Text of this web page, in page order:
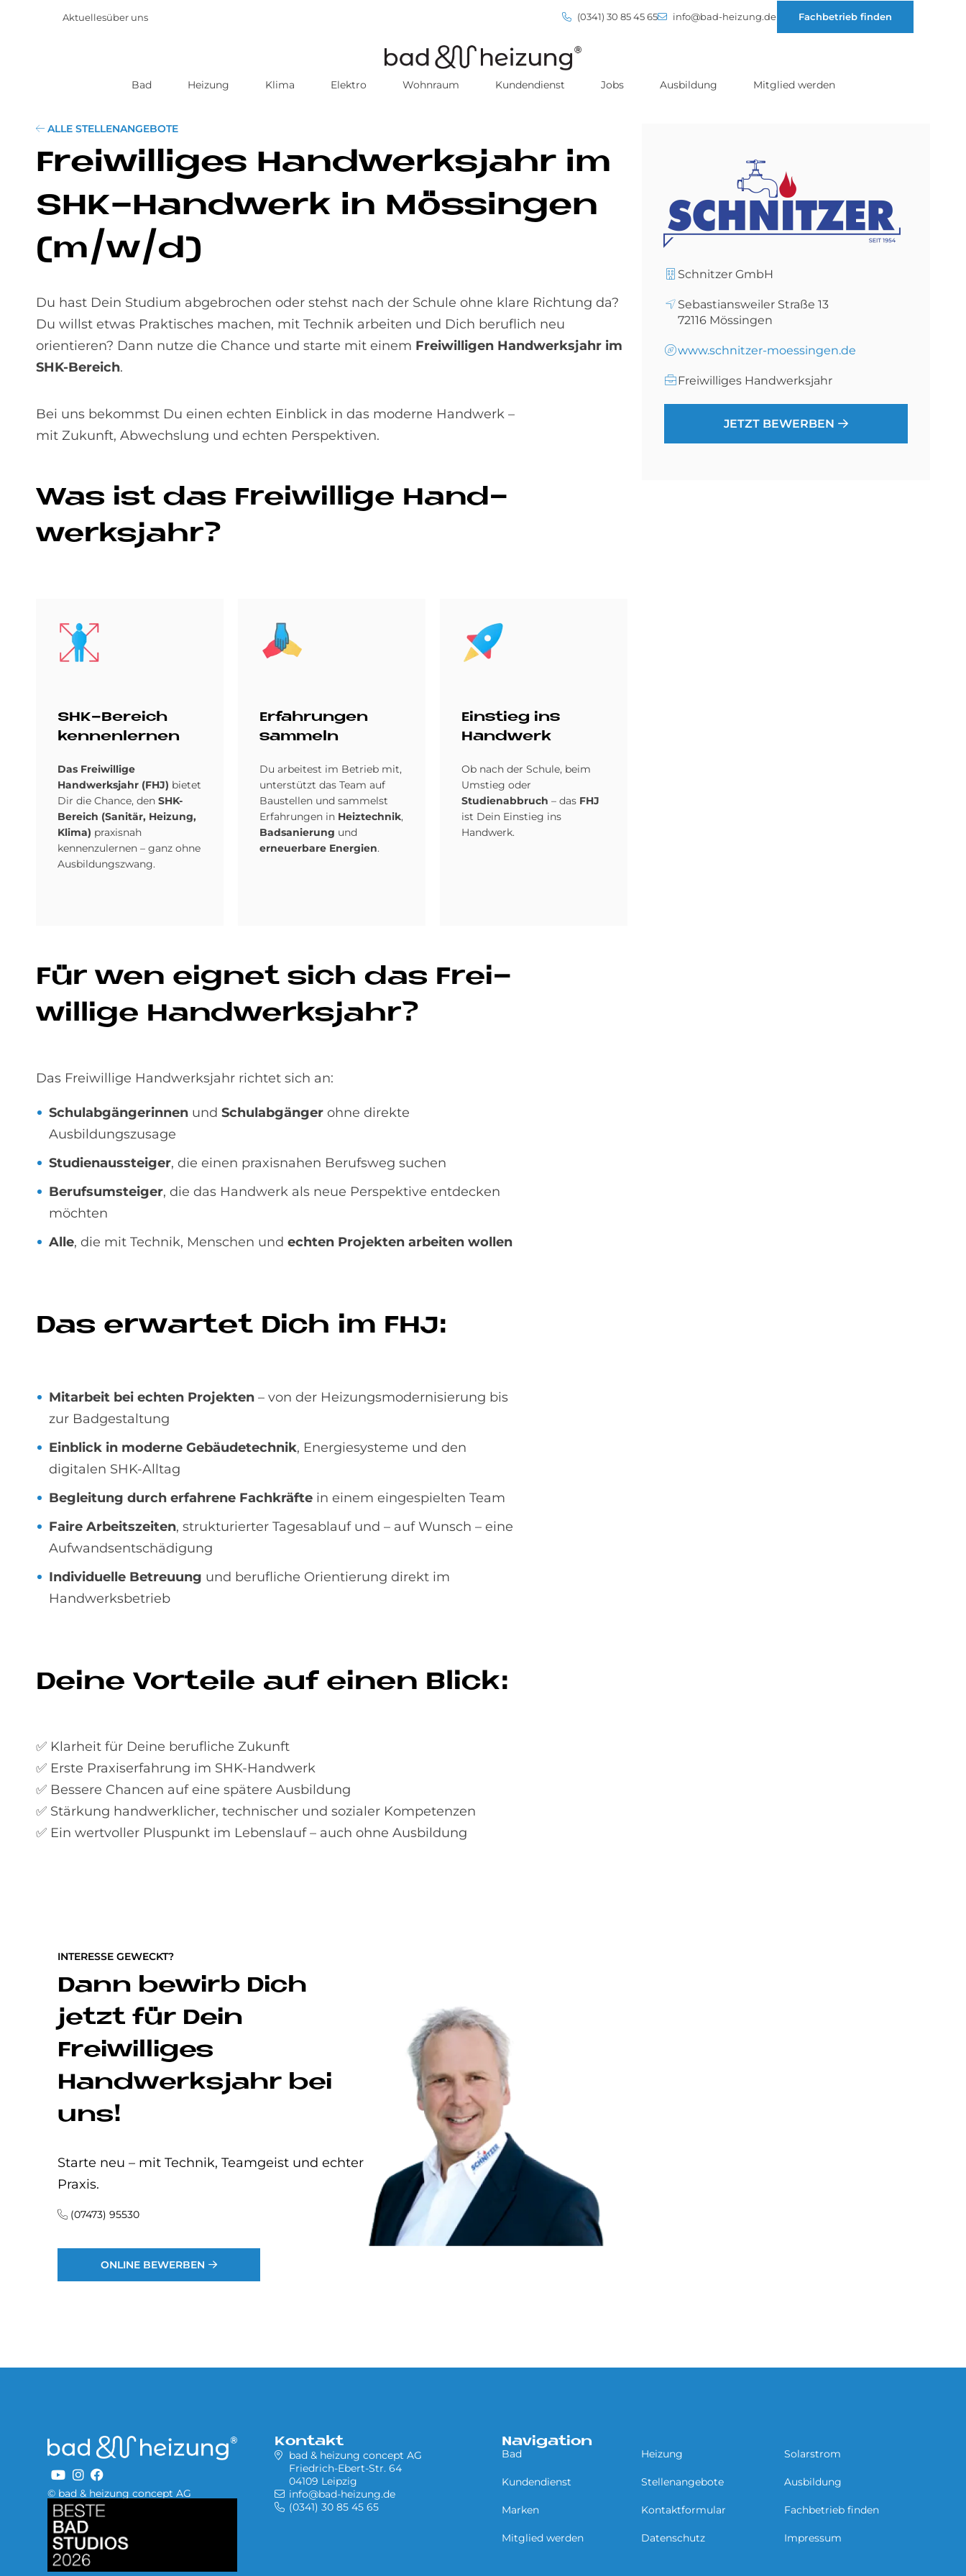
Aktuellesüber uns (0341) 30 85 45 65 info@bad-heizung.de Fachbetrieb finden
Bad Heizung Klima Elektro Wohnraum Kundendienst Jobs Ausbildung Mitglied werden
ALLE STELLENANGEBOTE
Frei­wil­li­ges Hand­werks­jahr im
SHK-Hand­werk in Mö­ssin­gen
(m/w/d)
Du hast Dein Studium abgebrochen oder stehst nach der Schule ohne klare Richtung da?
Du willst etwas Praktisches machen, mit Technik arbeiten und Dich beruflich neu
orientieren? Dann nutze die Chance und starte mit einem Freiwilligen Handwerksjahr im
SHK-Bereich.
Bei uns bekommst Du einen echten Einblick in das moderne Handwerk –
mit Zukunft, Abwechslung und echten Perspektiven.
Was ist das Frei­wil­li­ge Hand­
werks­jahr?
Bild
SHK-Be­reich
ken­nen­ler­nen
Das Freiwillige
Handwerksjahr (FHJ) bietet
Dir die Chance, den SHK-
Bereich (Sanitär, Heizung,
Klima) praxisnah
kennenzulernen – ganz ohne
Ausbildungszwang.
Bild
Er­fah­run­gen
sam­meln
Du arbeitest im Betrieb mit,
unterstützt das Team auf
Baustellen und sammelst
Erfahrungen in Heiztechnik,
Badsanierung und
erneuerbare Energien.
Ein­stieg ins
Hand­werk
Ob nach der Schule, beim
Umstieg oder
Studienabbruch – das FHJ
ist Dein Einstieg ins
Handwerk.
Für wen eig­net sich das Frei­
wil­li­ge Hand­werks­jahr?
Das Freiwillige Handwerksjahr richtet sich an:
Schulabgängerinnen und Schulabgänger ohne direkte
Ausbildungszusage
Studienaussteiger, die einen praxisnahen Berufsweg suchen
Berufsumsteiger, die das Handwerk als neue Perspektive entdecken
möchten
Alle, die mit Technik, Menschen und echten Projekten arbeiten wollen
Das er­war­tet Dich im FHJ:
Mitarbeit bei echten Projekten – von der Heizungsmodernisierung bis
zur Badgestaltung
Einblick in moderne Gebäudetechnik, Energiesysteme und den
digitalen SHK-Alltag
Begleitung durch erfahrene Fachkräfte in einem eingespielten Team
Faire Arbeitszeiten, strukturierter Tagesablauf und – auf Wunsch – eine
Aufwandsentschädigung
Individuelle Betreuung und berufliche Orientierung direkt im
Handwerksbetrieb
De­i­ne Vor­teile auf einen Bli­ck:
✅ Klarheit für Deine berufliche Zukunft
✅ Erste Praxiserfahrung im SHK-Handwerk
✅ Bessere Chancen auf eine spätere Ausbildung
✅ Stärkung handwerklicher, technischer und sozialer Kompetenzen
✅ Ein wertvoller Pluspunkt im Lebenslauf – auch ohne Ausbildung
INTERESSE GEWECKT?
Dann bewirb Dich
jetzt für Dein
Freiwilliges
Handwerksjahr bei
uns!
Starte neu – mit Technik, Teamgeist und echter
Praxis.
(07473) 95530
ONLINE BEWERBEN
Schnitzer GmbH
Sebastiansweiler Straße 13
72116 Mössingen
www.schnitzer-moessingen.de
Freiwilliges Handwerksjahr
JETZT BEWERBEN
© bad & heizung concept AG
Bild
Kontakt
bad & heizung concept AG
Friedrich-Ebert-Str. 64
04109 Leipzig
info@bad-heizung.de
(0341) 30 85 45 65
Navigation
Bad Heizung Solarstrom
Kundendienst Stellenangebote Ausbildung
Marken Kontaktformular Fachbetrieb finden
Mitglied werden Datenschutz Impressum